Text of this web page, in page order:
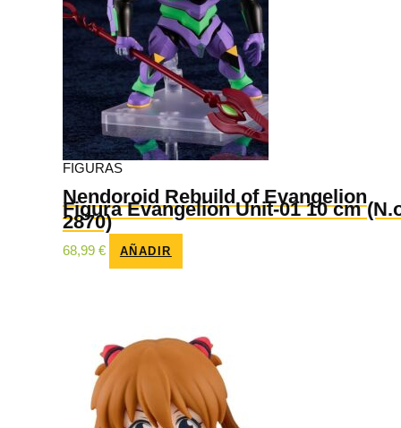
FIGURAS
Nendoroid Rebuild of Evangelion
Figura Evangelion Unit-01 10 cm
2870)
68,99 € AÑADIR